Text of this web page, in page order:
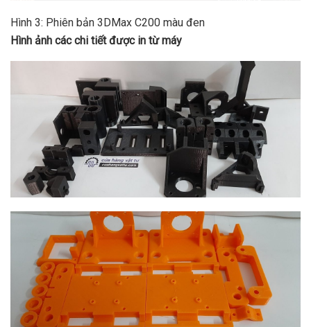
Hình 3: Phiên bản 3DMax C200 màu đen
Hình ảnh các chi tiết được in từ máy